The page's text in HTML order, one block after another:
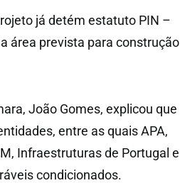
já detém estatuto PIN –
área prevista para construção
João Gomes, explicou que
entre as quais APA,
Infraestruturas de Portugal e
condicionados.